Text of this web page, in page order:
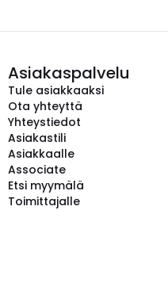
Asiakaspalvelu
Tule asiakkaaksi
Ota yhteyttä
Yhteystiedot
Asiakastili
Asiakkaalle
Associate
Etsi myymälä
Toimittajalle